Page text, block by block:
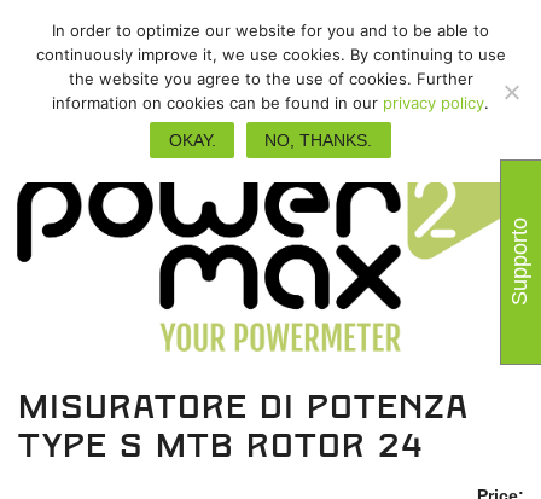
misuratore di potenza
Type S MTB Rotor 24
Supporto
In order to optimize our website for you and to be able to
continuously improve it, we use cookies. By continuing to use
the website you agree to the use of cookies. Further
information on cookies can be found in our privacy policy.
OKAY.
NO, THANKS.